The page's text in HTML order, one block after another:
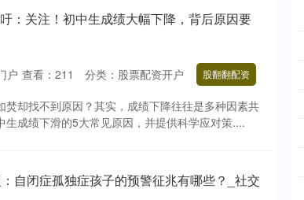
：关注！初中生成绩大幅下降，背后原因要
户 查看： 211 分类： 股票配资开户 股翻翻配资
却找不到原因？其实，成绩下降往往是多种因素共
成绩下滑的5大常见原因，并提供科学应对策....
自闭症孤独症孩子的预警征兆有哪些？_社交